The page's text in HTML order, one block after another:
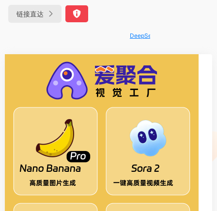
链接直达
DeepSeek-R1、V3满血版免费用！- 字节